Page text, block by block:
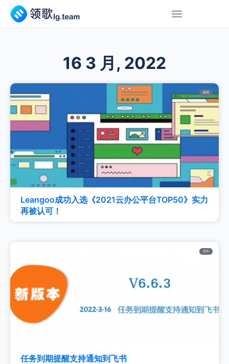
16 3 月, 2022
新闻
Leangoo成功入选《2021云办公平台TOP50》实力
再被认可！
发布
任务到期提醒支持通知到飞书